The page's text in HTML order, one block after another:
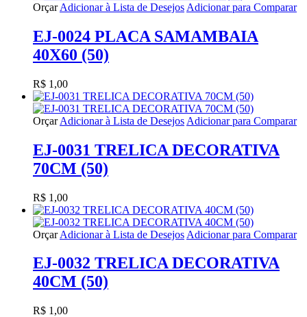
Orçar Adicionar à Lista de Desejos Adicionar para Comparar
EJ-0024 PLACA SAMAMBAIA
40X60 (50)
R$ 1,00
Orçar Adicionar à Lista de Desejos Adicionar para Comparar
EJ-0031 TRELICA DECORATIVA
70CM (50)
R$ 1,00
Orçar Adicionar à Lista de Desejos Adicionar para Comparar
EJ-0032 TRELICA DECORATIVA
40CM (50)
R$ 1,00